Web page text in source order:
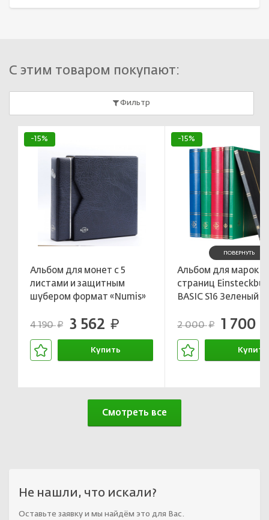
С этим товаром покупают:
Фильтр
-15%
Альбом для монет с 5
листами и защитным
шубером формат «Numis»
338787
4 190руб. 3 562 руб.
Купить
-15%
ПОВЕРНУТЬ
Альбом для марок
страниц
BASIC S16 Зеленый
2 000руб. 1 700
Купить
Смотреть все
Не нашли, что искали?
Оставьте заявку и мы найдём это для Вас.